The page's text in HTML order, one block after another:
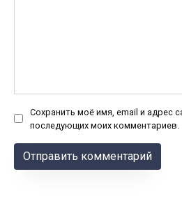
Сохранить моё имя, email и адрес
последующих моих комментариев.